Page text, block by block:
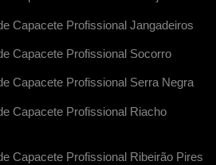
Capacete Profissional Jangadeiros
Capacete Profissional Socorro
Capacete Profissional Serra Negra
Capacete Profissional Riacho
Capacete Profissional Ribeirão Pires